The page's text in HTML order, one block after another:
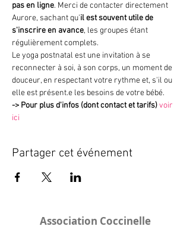
pas en ligne. Merci de contacter directement
Aurore, sachant qu'il est souvent utile de
s'inscrire en avance, les groupes étant
régulièrement complets.
Le yoga postnatal est une invitation à se
reconnecter à soi, à son corps, un moment de
douceur, en respectant votre rythme et, s'il ou
elle est présent.e les besoins de votre bébé.
-> Pour plus d'infos (dont contact et tarifs)voir
ici
Partager cet événement
Association Coccinelle